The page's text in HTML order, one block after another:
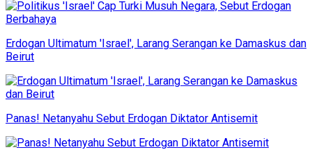
Erdogan Ultimatum 'Israel', Larang Serangan ke Damaskus dan
Beirut
Panas! Netanyahu Sebut Erdogan Diktator Antisemit